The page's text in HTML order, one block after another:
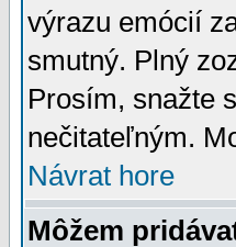
výrazu emócií
smutný. Plný
Prosím, snažte
nečitateľným.
Návrat hore
Môžem